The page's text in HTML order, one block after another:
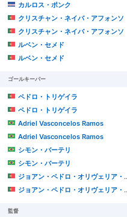
カルロス・ポンク
クリスチャン・ネイバ・アフォンソ
クリスチャン・ネイバ・アフォンソ
ルベン・セメド
ルベン・セメド
ゴールキーパー
ペドロ・トリゲイラ
ペドロ・トリゲイラ
Adriel Vasconcelos Ramos
Adriel Vasconcelos Ramos
シモン・バーテリ
シモン・バーテリ
ジョアン・ペドロ・オリヴェリア・ゴンサウヴェス
ジョアン・ペドロ・オリヴェリア・ゴンサウヴェス
監督